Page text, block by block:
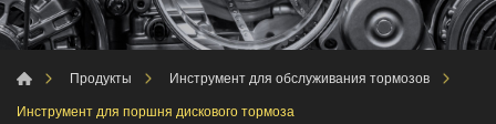
Продукты
Инструмент для обслуживания тормозов
Инструмент для поршня дискового тормоза